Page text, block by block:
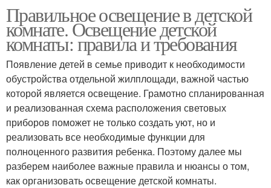
Правильное освещение в детской
комнате. Освещение детской
комнаты: правила и требования
Появление детей в семье приводит к необходимости
обустройства отдельной жилплощади, важной частью
которой является освещение. Грамотно спланированная
и реализованная схема расположения световых
приборов поможет не только создать уют, но и
реализовать все необходимые функции для
полноценного развития ребенка. Поэтому далее мы
разберем наиболее важные правила и нюансы о том,
как организовать освещение детской комнаты.